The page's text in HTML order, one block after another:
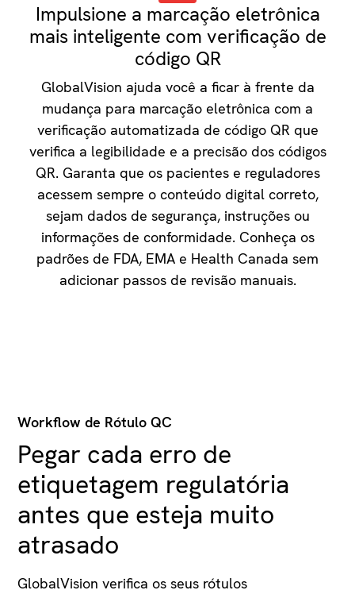
Impulsione a marcação eletrônica
mais inteligente com verificação de
código QR
GlobalVision ajuda você a ficar à frente da
mudança para marcação eletrônica com a
verificação automatizada de código QR que
verifica a legibilidade e a precisão dos códigos
QR. Garanta que os pacientes e reguladores
acessem sempre o conteúdo digital correto,
sejam dados de segurança, instruções ou
informações de conformidade. Conheça os
padrões de FDA, EMA e Health Canada sem
adicionar passos de revisão manuais.
Workflow de Rótulo QC
Pegar cada erro de
etiquetagem regulatória
antes que esteja muito
atrasado
GlobalVision verifica os seus rótulos